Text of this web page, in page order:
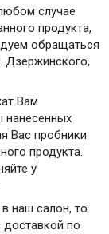
случае
продукта,
обращаться
Дзержинского,
Вам
нанесенных
Вас пробники
продукта.
у
наш салон, то
по